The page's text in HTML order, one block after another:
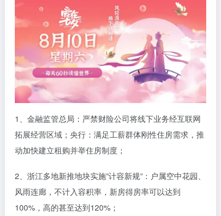
1、金融监管总局：严禁财险公司将线下业务经互联网
拓展经营区域；央行：满足工薪群体刚性住房需求，推
动加快建立租购并举住房制度；
2、浙江多地新推地块实施”计容新规”：户属空中花园、
风雨连廊，不计入容积率，新房得房率可以达到
100%，高的甚至达到120%；